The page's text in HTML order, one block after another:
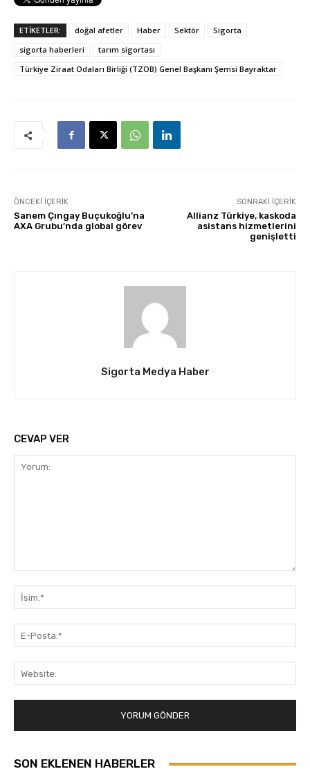
ETİKETLER: doğal afetler Haber Sektör
Sigorta
sigorta haberleri
tarım sigortası
Türkiye Ziraat Odaları Birliği (TZOB) Genel Başkanı Şemsi Bayraktar
ÖNCEKI İÇERIK
Sanem Çıngay Buçukoğlu’na
AXA Grubu’nda global görev
SONRAKI İÇERIK
Allianz Türkiye, kaskoda
asistans hizmetlerini
genişletti
Sigorta Medya Haber
CEVAP VER
SON EKLENEN HABERLER